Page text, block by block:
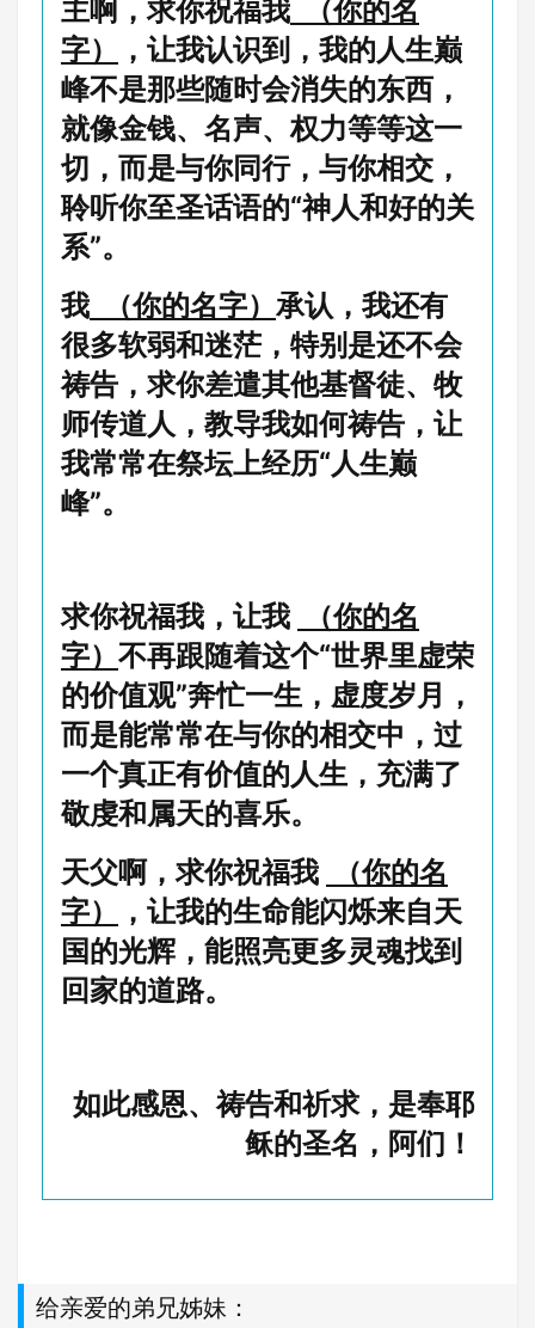
主啊，求你祝福我 （你的名
字）
，让我认识到，我的人生巅
峰不是那些随时会消失的东西，
就像金钱、名声、权力等等这一
切，而是与你同行，与你相交，
聆听你至圣话语的“神人和好的关
系”。
我 （你的名字） 承认，我还有
很多软弱和迷茫，特别是还不会
祷告，求你差遣其他基督徒、牧
师传道人，教导我如何祷告，让
我常常在祭坛上经历“人生巅
峰”。
求你祝福我，让我
（你的名
字） 不再跟随着这个“世界里虚荣
的价值观”奔忙一生，虚度岁月，
而是能常常在与你的相交中，过
一个真正有价值的人生，充满了
敬虔和属天的喜乐。
天父啊，求你祝福我
（你的名
字）
，让我的生命能闪烁来自天
国的光辉，能照亮更多灵魂找到
回家的道路。
如此感恩、祷告和祈求，是奉耶
稣的圣名，阿们！
给亲爱的弟兄姊妹：